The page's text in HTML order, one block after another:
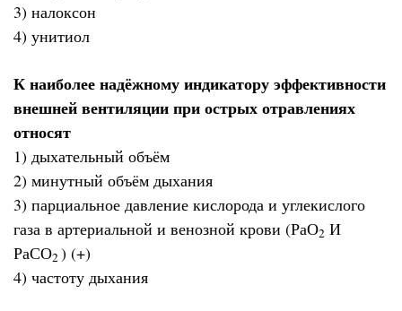
3) налоксон
4) унитиол
К наиболее надёжному индикатору эффективности
внешней вентиляции при острых отравлениях
относят
1) дыхательный объём
2) минутный объём дыхания
3) парциальное давление кислорода и углекислого
газа в артериальной и венозной крови (РаО2 И
РаСО2) (+)
4) частоту дыхания